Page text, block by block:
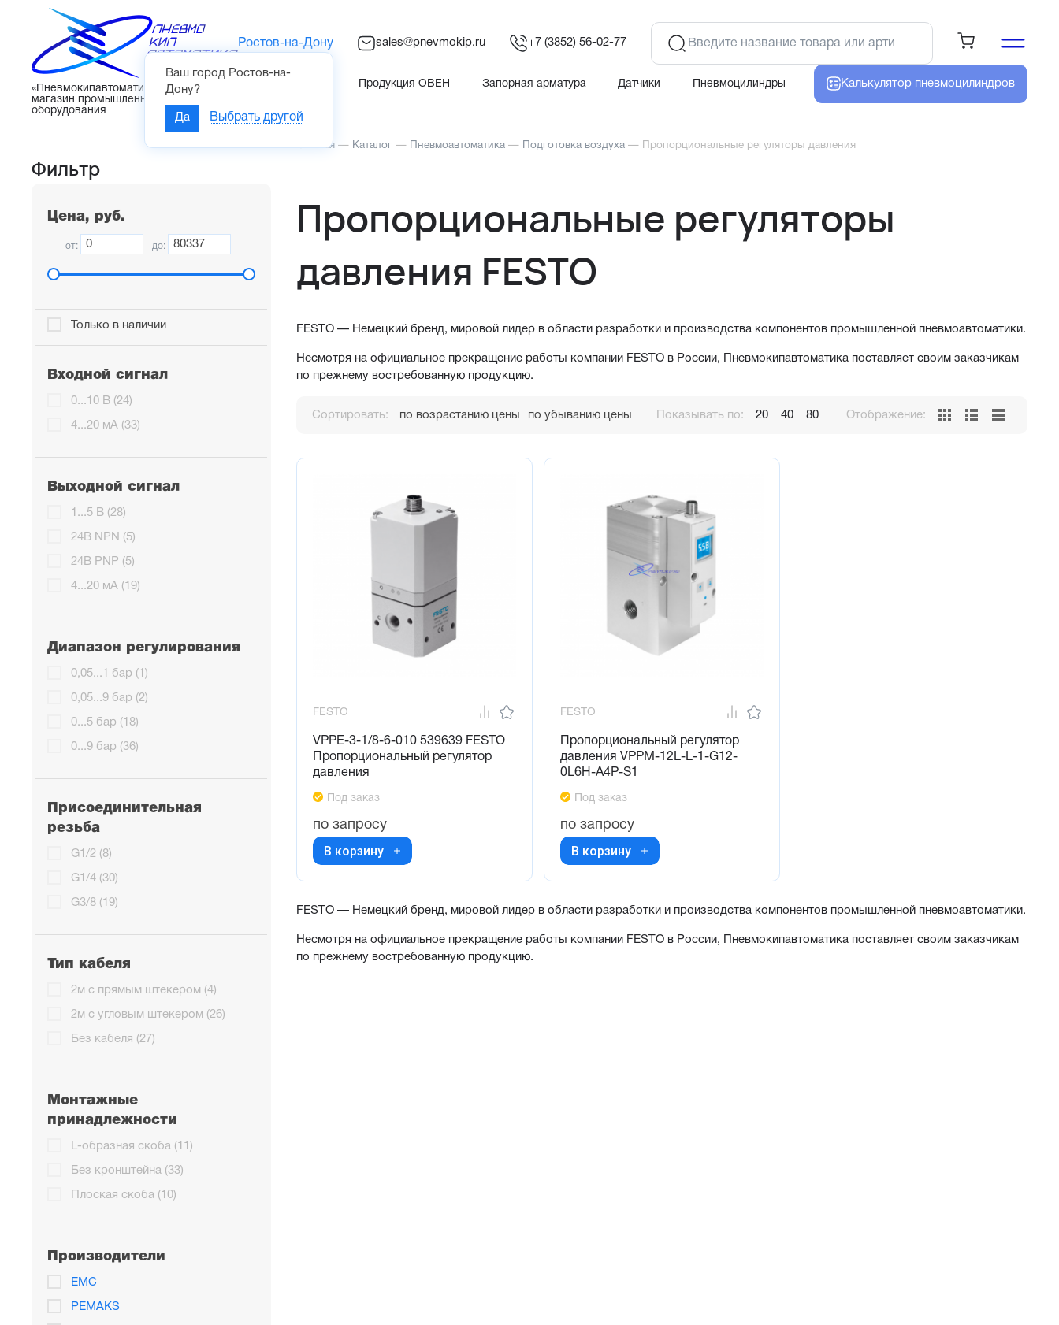
«Пневмокипавтоматика» – интернет-
магазин промышленного
оборудования
Ростов-на-Дону
Ваш город Ростов-на-
Дону?
Да Выбрать другой
sales@pnevmokip.ru +7 (3852) 56-02-77
Продукция ОВЕН Запорная арматура Датчики Пневмоцилиндры Калькулятор пневмоцилиндров
Фильтр
Цена, руб.
от: до:
Только в наличии
Входной сигнал
0...10 В (24)
4...20 мА (33)
Выходной сигнал
1...5 В (28)
24В NPN (5)
24В PNP (5)
4...20 мА (19)
Диапазон регулирования
0,05...1 бар (1)
0,05...9 бар (2)
0...5 бар (18)
0...9 бар (36)
Присоединительная
резьба
G1/2 (8)
G1/4 (30)
G3/8 (19)
Тип кабеля
2м с прямым штекером (4)
2м с угловым штекером (26)
Без кабеля (27)
Монтажные
принадлежности
L-образная скоба (11)
Без кронштейна (33)
Плоская скоба (10)
Производители
EMC
PEMAKS
Главная — Каталог — Пневмоавтоматика — Подготовка воздуха — Пропорциональные регуляторы давления
Пропорциональные регуляторы
давления FESTO
FESTO — Немецкий бренд, мировой лидер в области разработки и производства компонентов промышленной пневмоавтоматики.
Несмотря на официальное прекращение работы компании FESTO в России, Пневмокипавтоматика поставляет своим заказчикам
по прежнему востребованную продукцию.
Сортировать: по возрастанию цены по убыванию цены Показывать по: 20 40 80 Отображение:
FESTO
VPPE-3-1/8-6-010 539639 FESTO
Пропорциональный регулятор
давления
Под заказ
по запросу
В корзину
FESTO
Пропорциональный регулятор
давления VPPM-12L-L-1-G12-
0L6H-A4P-S1
Под заказ
по запросу
В корзину
FESTO — Немецкий бренд, мировой лидер в области разработки и производства компонентов промышленной пневмоавтоматики.
Несмотря на официальное прекращение работы компании FESTO в России, Пневмокипавтоматика поставляет своим заказчикам
по прежнему востребованную продукцию.